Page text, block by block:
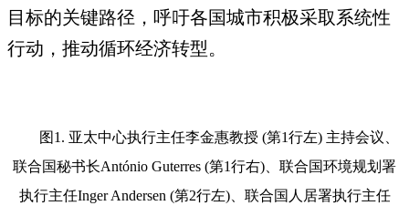
目标的关键路径，呼吁各国城市积极采取系统性
行动，推动循环经济转型。
图1. 亚太中心执行主任李金惠教授 (第1行左) 主持会议、
联合国秘书长António Guterres (第1行右)、联合国环境规划署
执行主任Inger Andersen (第2行左)、联合国人居署执行主任